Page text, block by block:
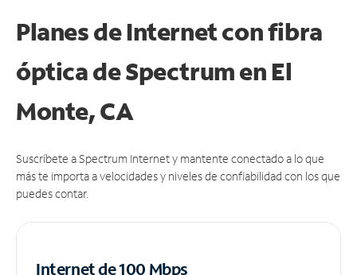
Planes de Internet con fibra
óptica de Spectrum en El
Monte, CA
Suscríbete a Spectrum Internet y mantente conectado a lo que
más te importa a velocidades y niveles de confiabilidad con los que
puedes contar.
Internet de 100 Mbps